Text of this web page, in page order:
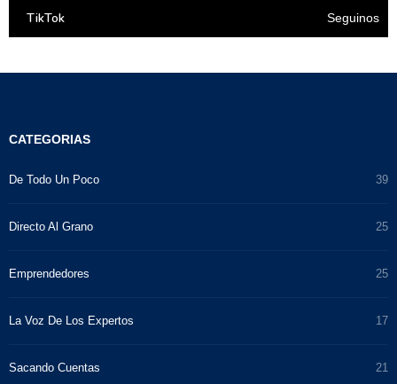
TikTok Seguinos
CATEGORIAS
De Todo Un Poco 39
Directo Al Grano 25
Emprendedores 25
La Voz De Los Expertos 17
Sacando Cuentas 21